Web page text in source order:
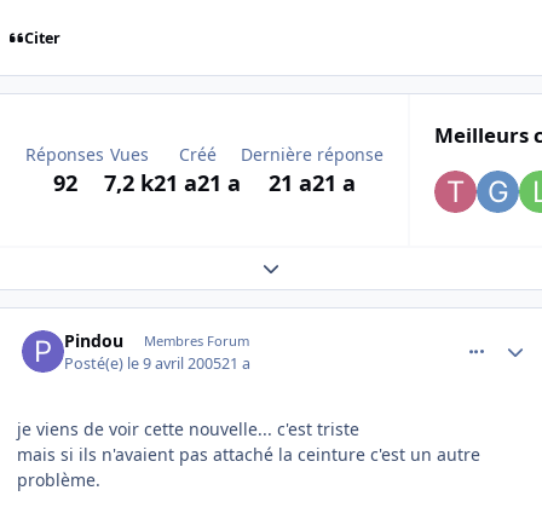
Citer
Réponses
92
Vues
7,2 k
Créé
21 a21 a
Dernière réponse
21 a21 a
Meilleurs
Expand topic overview
Pindou Membres Forum
Posté(e) le 9 avril 200521 a
je viens de voir cette nouvelle... c'est triste
mais si ils n'avaient pas attaché la ceinture c'est un autre
problème.